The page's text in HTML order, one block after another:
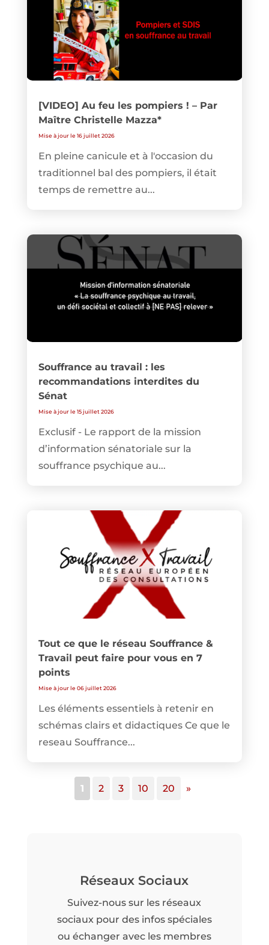
[VIDEO] Au feu les pompiers ! – Par
Maître Christelle Mazza*
Mise à jour le 16 juillet 2026
En pleine canicule et à l'occasion du
traditionnel bal des pompiers, il était
temps de remettre au...
Souffrance au travail : les
recommandations interdites du
Sénat
Mise à jour le 15 juillet 2026
Exclusif - Le rapport de la mission
d’information sénatoriale sur la
souffrance psychique au...
Tout ce que le réseau Souffrance &
Travail peut faire pour vous en 7
points
Mise à jour le 06 juillet 2026
Les éléments essentiels à retenir en
schémas clairs et didactiques Ce que le
reseau Souffrance...
1 2 3 10 20 »
Réseaux Sociaux
Suivez-nous sur les réseaux
sociaux pour des infos spéciales
ou échanger avec les membres